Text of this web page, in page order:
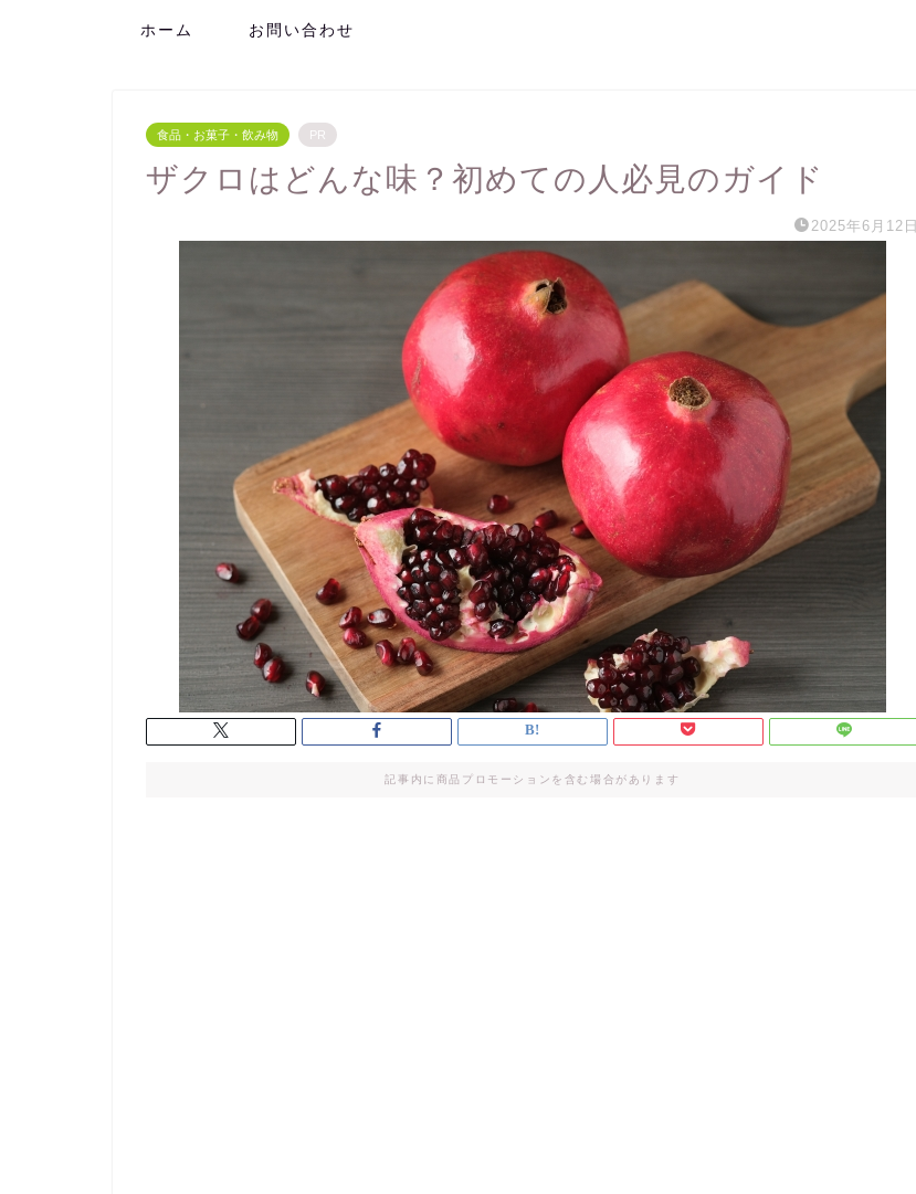
ホーム お問い合わせ
食品・お菓子・飲み物 PR
ザクロはどんな味？初めての人必見のガイド
2025年6月12日
記事内に商品プロモーションを含む場合があります